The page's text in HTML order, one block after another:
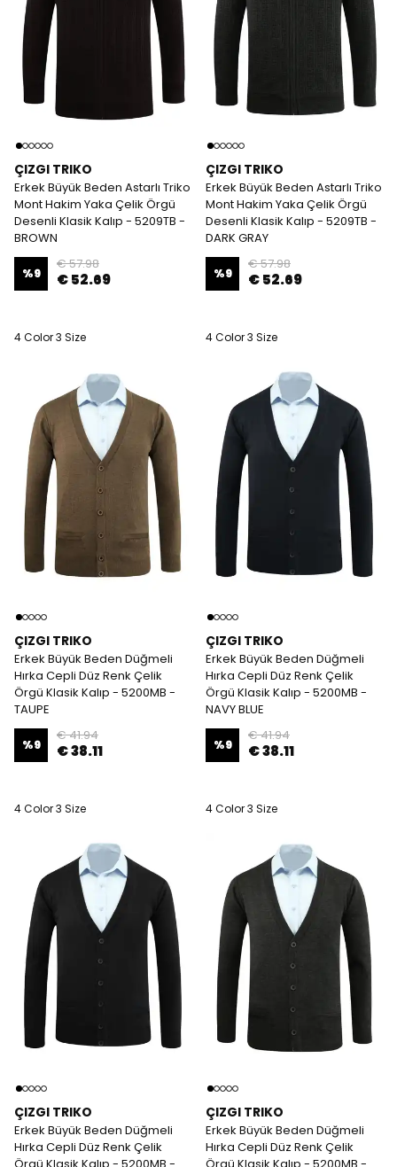
ÇIZGI TRIKO
Erkek Büyük Beden Astarlı Triko
Mont Hakim Yaka Çelik Örgü
Desenli Klasik Kalıp - 5209TB -
BROWN
%9
€ 57.98
€ 52.69
4 Color 3 Size
ÇIZGI TRIKO
Erkek Büyük Beden Astarlı Triko
Mont Hakim Yaka Çelik Örgü
Desenli Klasik Kalıp - 5209TB -
DARK GRAY
%9
€ 57.98
€ 52.69
4 Color 3 Size
ÇIZGI TRIKO
Erkek Büyük Beden Düğmeli
Hırka Cepli Düz Renk Çelik
Örgü Klasik Kalıp - 5200MB -
TAUPE
%9
€ 41.94
€ 38.11
4 Color 3 Size
ÇIZGI TRIKO
Erkek Büyük Beden Düğmeli
Hırka Cepli Düz Renk Çelik
Örgü Klasik Kalıp - 5200MB -
NAVY BLUE
%9
€ 41.94
€ 38.11
4 Color 3 Size
ÇIZGI TRIKO
Erkek Büyük Beden Düğmeli
Hırka Cepli Düz Renk Çelik
ÇIZGI TRIKO
Erkek Büyük Beden Düğmeli
Hırka Cepli Düz Renk Çelik